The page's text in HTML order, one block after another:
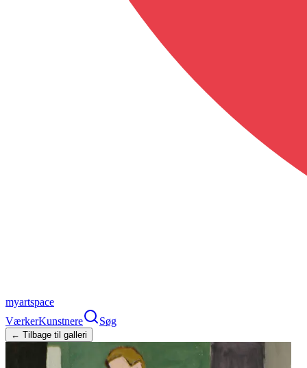
myartspace
VærkerKunstnere Søg
← Tilbage til galleri